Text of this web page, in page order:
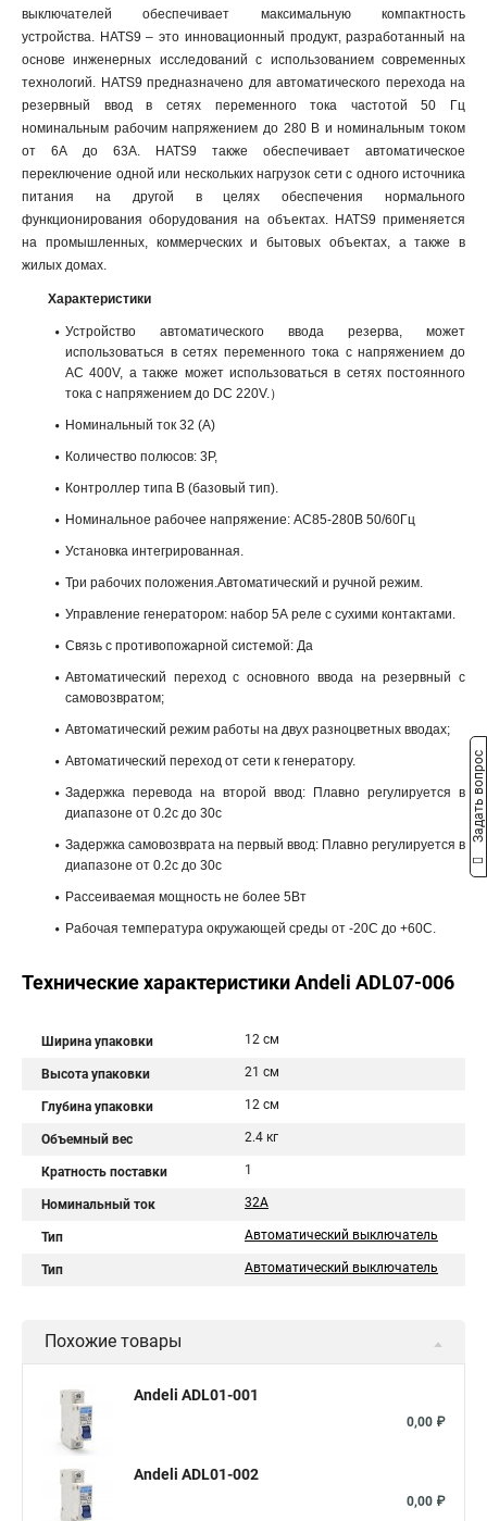
выключателей обеспечивает максимальную компактность
устройства. HATS9 – это инновационный продукт, разработанный на
основе инженерных исследований с использованием современных
технологий. HATS9 предназначено для автоматического перехода на
резервный ввод в сетях переменного тока частотой 50 Гц
номинальным рабочим напряжением до 280 В и номинальным током
от 6А до 63А. HATS9 также обеспечивает автоматическое
переключение одной или нескольких нагрузок сети с одного источника
питания на другой в целях обеспечения нормального
функционирования оборудования на объектах. HATS9 применяется
на промышленных, коммерческих и бытовых объектах, а также в
жилых домах.
Характеристики
Устройство автоматического ввода резерва, может
использоваться в сетях переменного тока с напряжением до
AC 400V, а также может использоваться в сетях постоянного
тока с напряжением до DC 220V.）
Номинальный ток 32 (А)
Количество полюсов: 3Р,
Контроллер типа В (базовый тип).
Номинальное рабочее напряжение: АС85-280В 50/60Гц
Установка интегрированная.
Три рабочих положения.Автоматический и ручной режим.
Управление генератором: набор 5А реле с сухими контактами.
Связь с противопожарной системой: Да
Автоматический переход с основного ввода на резервный с
самовозвратом;
Автоматический режим работы на двух разноцветных вводах;
Автоматический переход от сети к генератору.
Задержка перевода на второй ввод: Плавно регулируется в
диапазоне от 0.2с до 30с
Задержка самовозврата на первый ввод: Плавно регулируется в
диапазоне от 0.2с до 30с
Рассеиваемая мощность не более 5Вт
Рабочая температура окружающей среды от -20С до +60С.
Технические характеристики Andeli ADL07-006
Ширина упаковки 12 см
Высота упаковки 21 см
Глубина упаковки 12 см
Объемный вес 2.4 кг
Кратность поставки 1
Номинальный ток 32A
Тип Автоматический выключатель
Тип Автоматический выключатель
Похожие товары
Andeli ADL01-001
0,00 ₽
Andeli ADL01-002
0,00 ₽
Задать вопрос